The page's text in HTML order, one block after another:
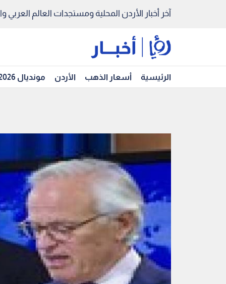
آخر أخبار الأردن المحلية ومستجدات العالم العربي
الرئيسية أسعار الذهب الأردن مونديال 2026